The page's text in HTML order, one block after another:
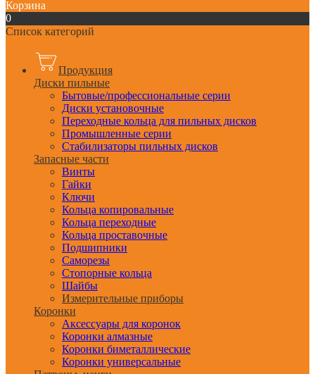
Корзина
0
Список категорий
Продукция
Диски пильные
Бытовые/профессиональные серии
Диски установочные
Переходные кольца для пильных дисков
Промышленные серии
Стабилизаторы пильных дисков
Запасные части
Винты
Гайки
Ключи
Кольца копировальные
Кольца переходные
Кольца проставочные
Подшипники
Саморезы
Стопорные кольца
Шайбы
Измерительные приборы
Коронки
Аксессуары для коронок
Коронки алмазные
Коронки биметаллические
Коронки универсальные